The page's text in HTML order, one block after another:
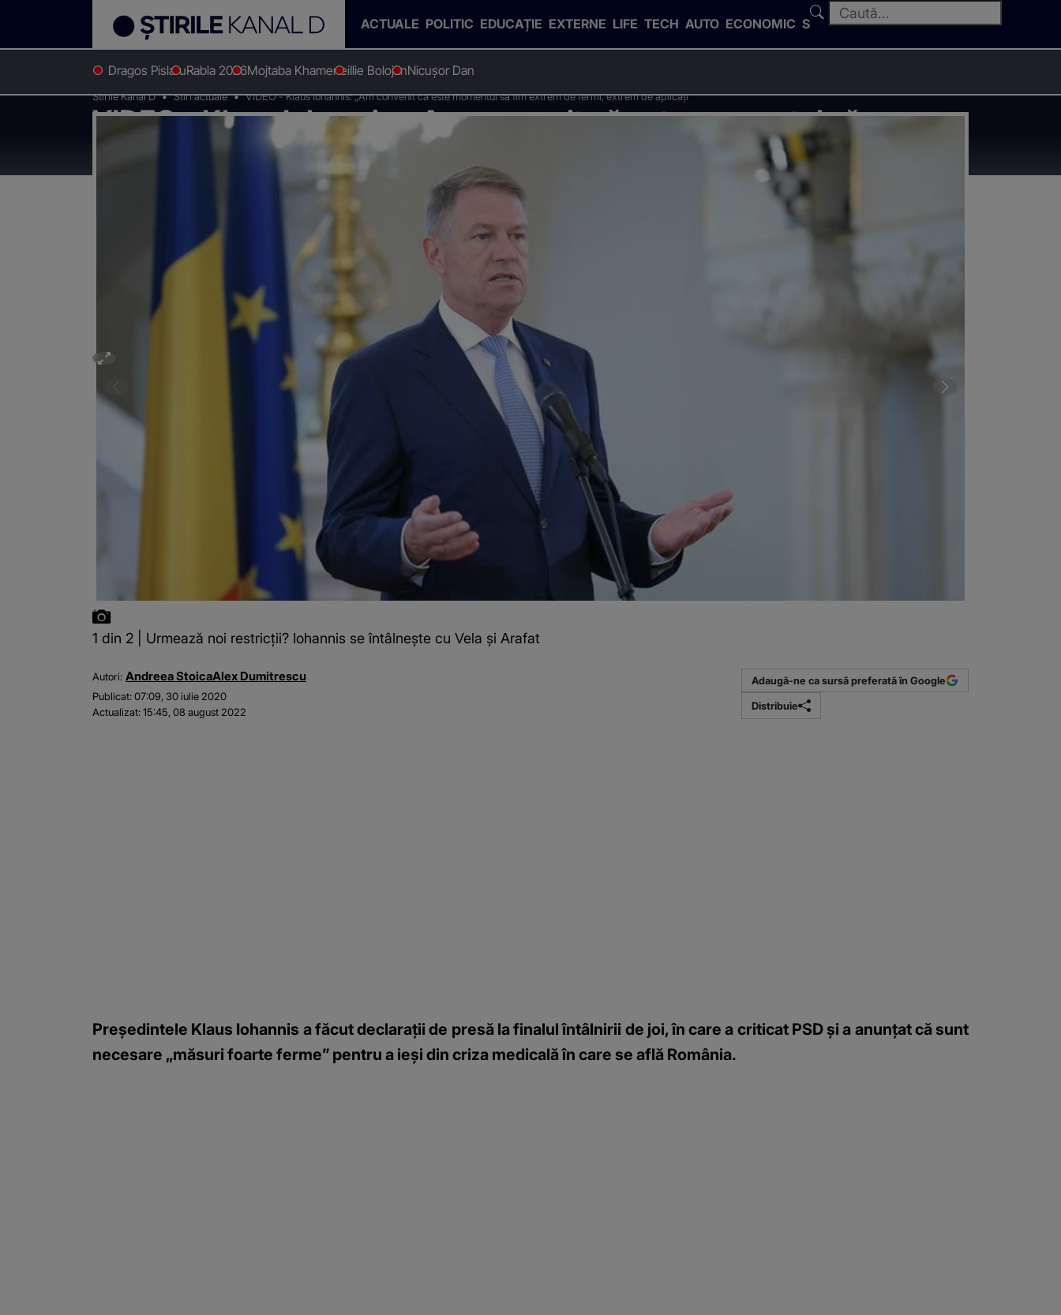
ACTUALE POLITIC EDUCAȚIE EXTERNE LIFE TECH AUTO ECONOMIC SPORT
Dragos PislaruRabla 2026Mojtaba KhameneiIlie BolojanNicușor Dan
Stirile Kanal D Stiri actuale VIDEO - Klaus Iohannis: „Am convenit că este momentul să fim extrem de fermi, extrem de aplicați”
VIDEO - Klaus Iohannis: „Am convenit că este momentul să
fim extrem de fermi, extrem de aplicați”
1 din 2 | Urmează noi restricţii? Iohannis se întâlneşte cu Vela şi Arafat
Autori: Andreea StoicaAlex Dumitrescu
Publicat:07:09, 30 iulie 2020
Actualizat:15:45, 08 august 2022
Adaugă-ne ca sursă preferată în Google
Distribuie
Preşedintele Klaus Iohannis a făcut declarații de presă la finalul întâlnirii de joi, în care a criticat PSD și a anunțat că sunt
necesare „măsuri foarte ferme” pentru a ieși din criza medicală în care se află România.